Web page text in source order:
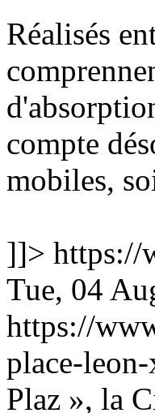
Réalisés
compte
mobiles,
]]> https://
Tue, 04
https://
place-
Plaz », la